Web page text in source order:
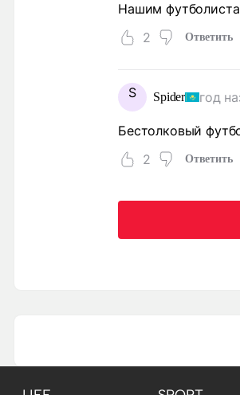
Нашим
2
Ответить
S Spider год
Бестолковый
2
Ответить